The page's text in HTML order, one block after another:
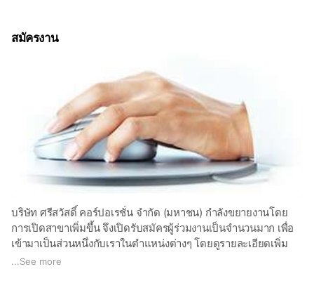
#ศรีสวัสดิ์เงินสดทันใจ #วงเงินสูง #ได้เงินเร็ว
สมัครงาน
บริษัท ศรีสวัสดิ์ คอร์ปอเรชั่น จำกัด (มหาชน) กำลังขยายงานโดย
การเปิดสาขาเพิ่มขึ้น จึงเปิดรับสมัครผู้ร่วมงานเป็นจำนวนมาก เพื่อ
เข้ามาเป็นส่วนหนึ่งกับเราในตำแหน่งต่างๆ โดยดูรายละเอียดเพิ่ม
เติมได้ที่https://www.sawad.co.th/category/career/
...See more